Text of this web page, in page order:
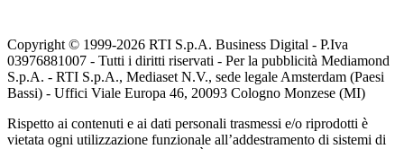
Copyright © 1999-2026 RTI S.p.A. Business Digital - P.Iva
03976881007 - Tutti i diritti riservati - Per la pubblicità Mediamond
S.p.A. - RTI S.p.A., Mediaset N.V., sede legale Amsterdam (Paesi
Bassi) - Uffici Viale Europa 46, 20093 Cologno Monzese (MI)
Rispetto ai contenuti e ai dati personali trasmessi e/o riprodotti è
vietata ogni utilizzazione funzionale all’addestramento di sistemi di